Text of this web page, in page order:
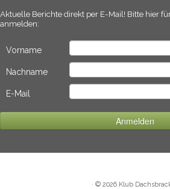
Aktuelle Berichte direkt per E-Mail! Bitte hier
anmelden:
Vorname
Nachname
E-Mail
· © 2026 Klub